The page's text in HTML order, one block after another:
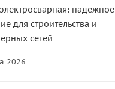
2026
надежное
для строительства и
сетей